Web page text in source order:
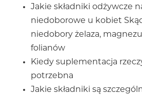
Jakie składniki odżywcze
niedoborowe u kobiet
niedobory żelaza,
folianów
Kiedy suplementacja
potrzebna
Jakie składniki są